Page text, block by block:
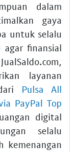
dalam
gaya
untuk selalu
agar finansial
layanan
Pulsa All
PayPal Top
digital
selalu
kemenangan